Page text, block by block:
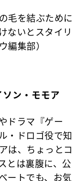
毛を結ぶために
ないとスタイリ
編集部）
ン・モモア
ドラマ『ゲー
・ドロゴ役で知
は、ちょっとコ
とは裏腹に、公
ートでも、お気